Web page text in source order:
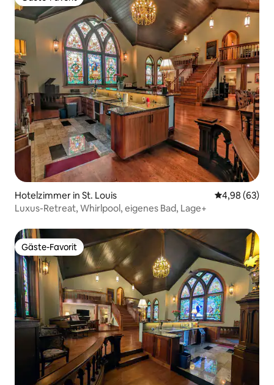
Gäste-Favorit
Hotelzimmer in St. Louis
4,98 (63)
Luxus-Retreat, Whirlpool, eigenes Bad, Lage+
Gäste-Favorit
Gäste-Favorit